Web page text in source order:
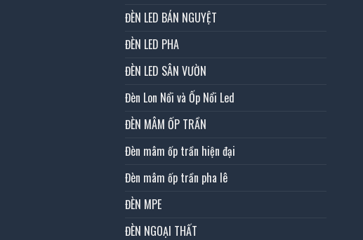
ĐÈN LED BÁN NGUYỆT
ĐÈN LED PHA
ĐÈN LED SÂN VƯỜN
Đèn Lon Nổi và Ốp Nổi Led
ĐÈN MÂM ỐP TRẦN
Đèn mâm ốp trần hiện đại
Đèn mâm ốp trần pha lê
ĐÈN MPE
ĐÈN NGOẠI THẤT